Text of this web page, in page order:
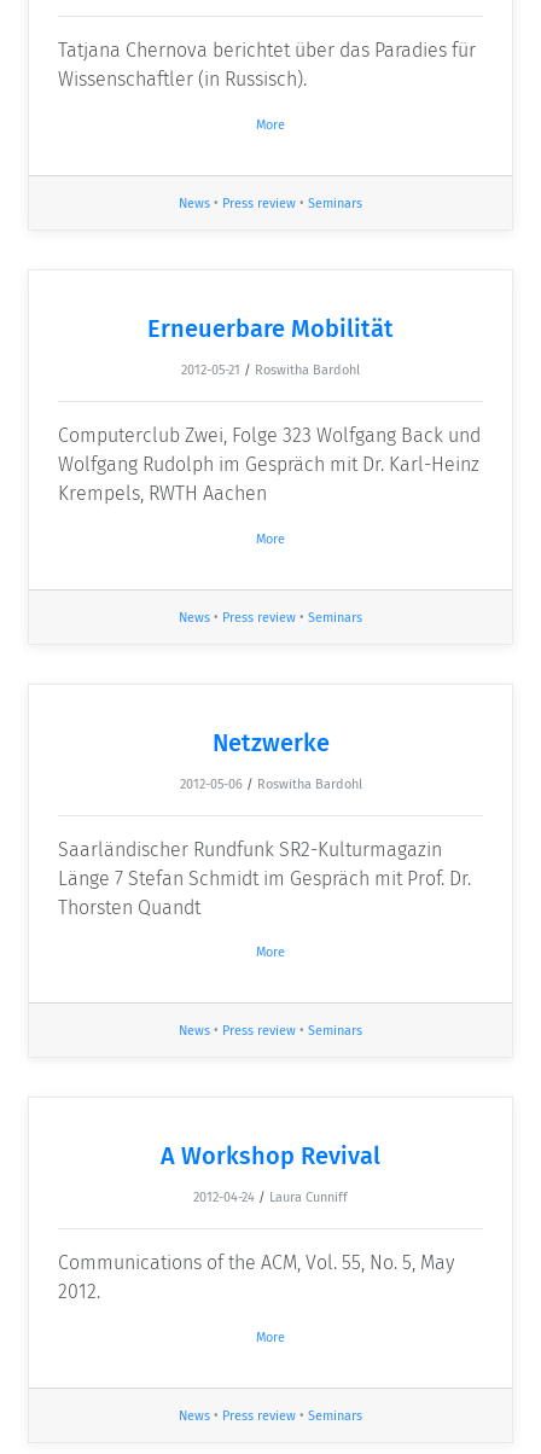
Tatjana Chernova berichtet über das Paradies für
Wissenschaftler (in Russisch).
More
News • Press review • Seminars
Erneuerbare Mobilität
2012-05-21 / Roswitha Bardohl
Computerclub Zwei, Folge 323 Wolfgang Back und
Wolfgang Rudolph im Gespräch mit Dr. Karl-Heinz
Krempels, RWTH Aachen
More
News • Press review • Seminars
Netzwerke
2012-05-06 / Roswitha Bardohl
Saarländischer Rundfunk SR2-Kulturmagazin
Länge 7 Stefan Schmidt im Gespräch mit Prof. Dr.
Thorsten Quandt
More
News • Press review • Seminars
A Workshop Revival
2012-04-24 / Laura Cunniff
Communications of the ACM, Vol. 55, No. 5, May
2012.
More
News • Press review • Seminars